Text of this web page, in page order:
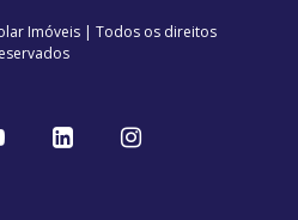
Imóveis | Todos os direitos